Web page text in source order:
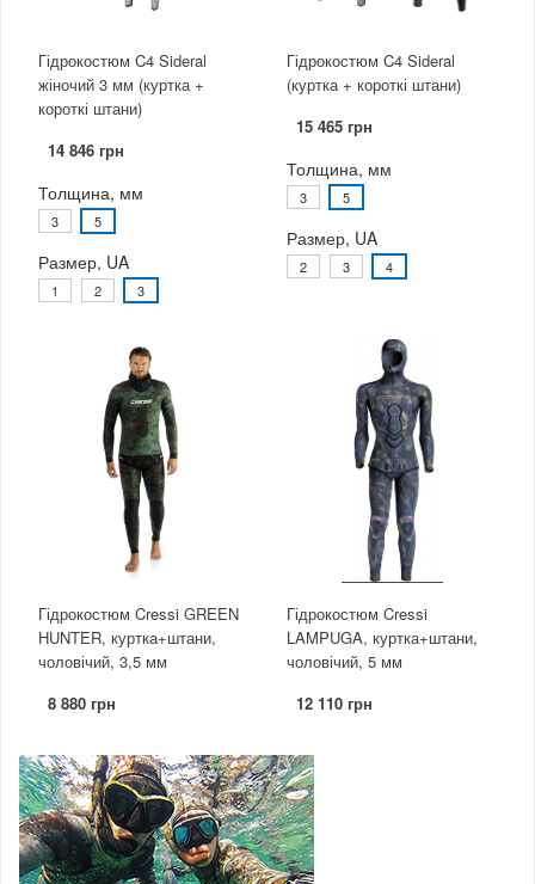
Гідрокостюм C4 Sideral
жіночий 3 мм (куртка +
короткі штани)
14 846 грн
Толщина, мм
3 5
Размер, UA
1 2 3
Гідрокостюм C4 Sideral
(куртка + короткі штани)
15 465 грн
Толщина, мм
3 5
Размер, UA
2 3 4
Гідрокостюм Cressi GREEN
HUNTER, куртка+штани,
чоловічий, 3,5 мм
8 880 грн
Гідрокостюм Cressi
LAMPUGA, куртка+штани,
чоловічий, 5 мм
12 110 грн